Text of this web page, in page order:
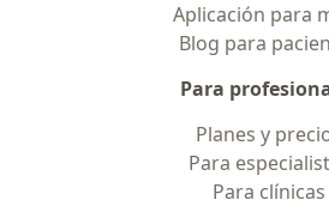
Aplicación para
Blog para
Para
Planes y
Para
Para clínicas